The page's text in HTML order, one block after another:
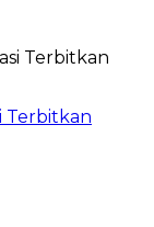
Terbitkan